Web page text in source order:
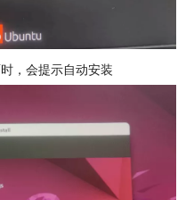
，会提示自动安装